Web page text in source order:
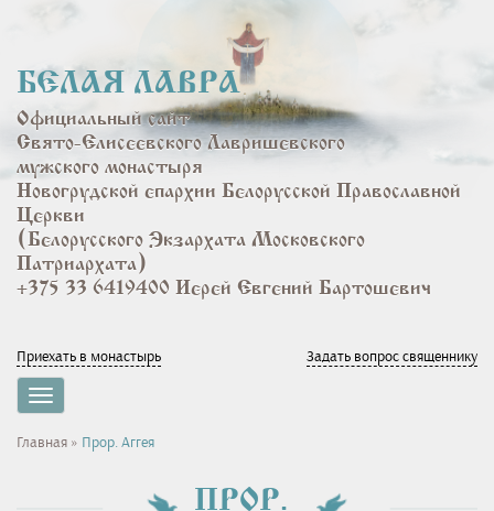
основному
содержанию
БЕЛАЯ ЛАВРА
Официальный сайт
Свято-Елисеевского Лавришевского
мужского монастыря
Новогрудской епархии Белорусской Православной
Церкви
(Белорусского Экзархата Московского
Патриархата)
+375 33 6419400 Иерей Евгений Бартошевич
Приехать в монастырь Задать вопрос священнику
Toggle
navigation
Вы
Главная » Прор. Аггея
ПРОР.